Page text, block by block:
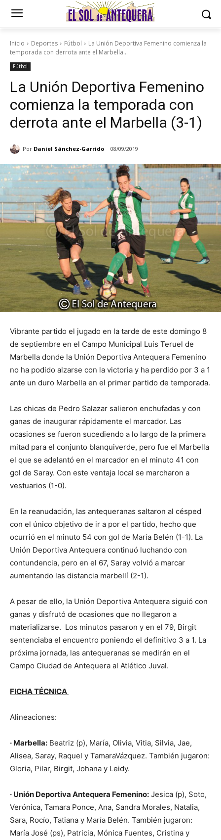
Inicio Deportes Fútbol
La Unión Deportiva Femenino comienza la
temporada con derrota ante el Marbella...
Fútbol
La Unión Deportiva Femenino
comienza la temporada con
derrota ante el Marbella (3-1)
Por Daniel Sánchez-Garrido 08/09/2019
Vibrante partido el jugado en la tarde de este domingo 8
de septiembre en el Campo Municipal Luis Teruel de
Marbella donde la Unión Deportiva Antequera Femenino
no ha podido alzarse con la victoria y ha perdido por 3 a 1
ante un duro Marbella en el primer partido de temporada.
Las chicas de Pedro Salazar salieron enchufadas y con
ganas de inaugurar rápidamente el marcador. Las
ocasiones se fueron sucediendo a lo largo de la primera
mitad para el conjunto blanquiverde, pero fue el Marbella
el que se adelantó en el marcador en el minuto 41 con
gol de Saray. Con este ventaja local se marcharon a
vestuarios (1-0).
En la reanudación, las antequeranas saltaron al césped
con el único objetivo de ir a por el partido, hecho que
ocurrió en el minuto 54 con gol de María Belén (1-1). La
Unión Deportiva Antequera continuó luchando con
contundencia, pero en el 67, Saray volvió a marcar
aumentando las distancia marbellí (2-1).
A pesar de ello, la Unión Deportiva Antequera siguió con
ganas y disfrutó de ocasiones que no llegaron a
materializarse. Los minutos pasaron y en el 79, Birgit
sentenciaba el encuentro poniendo el definitivo 3 a 1. La
próxima jornada, las antequeranas se medirán en el
Campo Ciudad de Antequera al Atlético Juval.
FICHA TÉCNICA
Alineaciones:
· Marbella: Beatriz (p), María, Olivia, Vitia, Silvia, Jae,
Alisea, Saray, Raquel y TamaraVázquez. También jugaron:
Gloria, Pilar, Birgit, Johana y Leidy.
· Unión Deportiva Antequera Femenino: Jesica (p), Soto,
Verónica, Tamara Ponce, Ana, Sandra Morales, Natalia,
Sara, Rocío, Tatiana y María Belén. También jugaron:
María José (ps), Patricia, Mónica Fuentes, Cristina y